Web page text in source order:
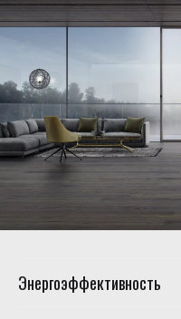
Энергоэффективность